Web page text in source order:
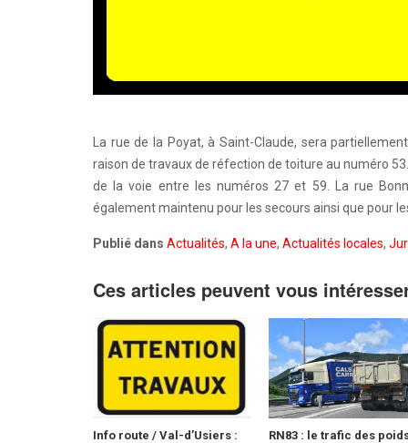
La rue de la Poyat, à Saint-Claude, sera
raison de travaux de réfection de toiture au numéro
de la voie entre les numéros 27 et 59. La rue
également maintenu pour les secours ainsi que pour
Publié dans Actualités, A la une, Actualités locales,
Ces articles peuvent vous
Info route / Val-d’Usiers :
RN83 : le trafic des